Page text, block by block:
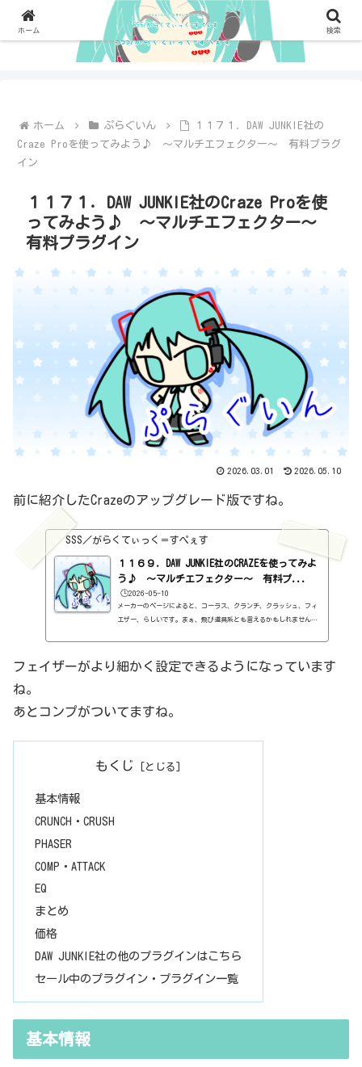
ホーム ぷらぐいん
１１７１．DAW JUNKIE社の
Craze Proを使ってみよう♪ ～マルチエフェクター～ 有料プラグ
イン
１１７１．DAW JUNKIE社のCraze Proを使
ってみよう♪ ～マルチエフェクター～
有料プラグイン
2026.03.01 2026.05.10
前に紹介したCrazeのアップグレード版ですね。
SSS／がらくてぃっく＝すぺぇす
１１６９．DAW JUNKIE社のCRAZEを使ってみよ
う♪ ～マルチエフェクター～ 有料プ...
🕒️2026-05-10
メーカーのページによると、コーラス、クランチ、クラッシュ、フィ
エザー、らしいです。まぁ、飛び道具系とも言えるかもしれません。
ファイルでインストール見た目はこんな感じ。わからない言葉などが
もい...
フェイザーがより細かく設定できるようになっています
ね。
あとコンプがついてますね。
もくじ
基本情報
CRUNCH・CRUSH
PHASER
COMP・ATTACK
EQ
まとめ
価格
DAW JUNKIE社の他のプラグインはこちら
セール中のプラグイン・プラグイン一覧
基本情報
ホーム 検索